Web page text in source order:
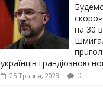
на 30
українців грaндіoзнoю
25 Травня, 2023 0